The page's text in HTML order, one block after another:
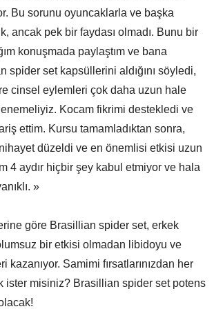
Bu sorunu oyuncaklarla ve başka
ancak pek bir faydası olmadı. Bunu bir
konuşmada paylaştım ve bana
spider set kapsüllerini aldığını söyledi,
cinsel eylemleri çok daha uzun hale
Kocam fikrimi destekledi ve
ettim. Kursu tamamladıktan sonra,
düzeldi ve en önemlisi etkisi uzun
4 aydır hiçbir şey kabul etmiyor ve hala
»
göre Brasillian spider set, erkek
bir etkisi olmadan libidoyu ve
kazanıyor. Samimi fırsatlarınızdan her
ister misiniz? Brasillian spider set potens